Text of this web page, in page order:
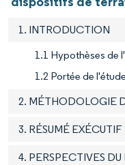
1. INTRODUCTION
1.1 Hypothèses de
1.2 Portée de l'étude
2. MÉTHODOLOGIE
3. RÉSUMÉ EXÉCUTIF
4. PERSPECTIVES